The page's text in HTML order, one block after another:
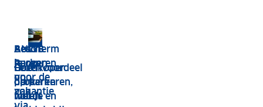
Met ANWB & Holiday Extras
Ledenvoordeel
op parkeren,
hotels en
Registreer gratis
Goedkoper
parkeren
met je
Verkeersverwachting
Hoe
druk
wordt
ANWB
Parkeren
Bescherm
je ogen
voor de
zon
Auto
huren
op
vakantie